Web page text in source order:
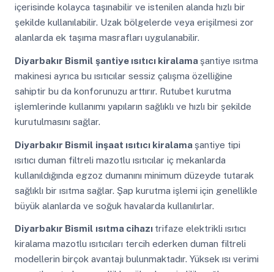
içerisinde kolayca taşınabilir ve istenilen alanda hızlı bir
şekilde kullanılabilir. Uzak bölgelerde veya erişilmesi zor
alanlarda ek taşıma masrafları uygulanabilir.
Diyarbakır Bismil şantiye ısıtıcı kiralama şantiye ısıtma
makinesi ayrıca bu ısıtıcılar sessiz çalışma özelliğine
sahiptir bu da konforunuzu arttırır. Rutubet kurutma
işlemlerinde kullanımı yapıların sağlıklı ve hızlı bir şekilde
kurutulmasını sağlar.
Diyarbakır Bismil inşaat ısıtıcı kiralama şantiye tipi
ısıtıcı duman filtreli mazotlu ısıtıcılar iç mekanlarda
kullanıldığında egzoz dumanını minimum düzeyde tutarak
sağlıklı bir ısıtma sağlar. Şap kurutma işlemi için genellikle
büyük alanlarda ve soğuk havalarda kullanılırlar.
Diyarbakır Bismil ısıtma cihazı trifaze elektrikli ısıtıcı
kiralama mazotlu ısıtıcıları tercih ederken duman filtreli
modellerin birçok avantajı bulunmaktadır. Yüksek ısı verimi